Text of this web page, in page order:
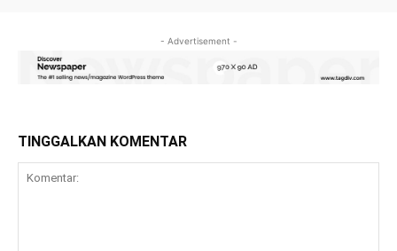
- Advertisement -
TINGGALKAN KOMENTAR